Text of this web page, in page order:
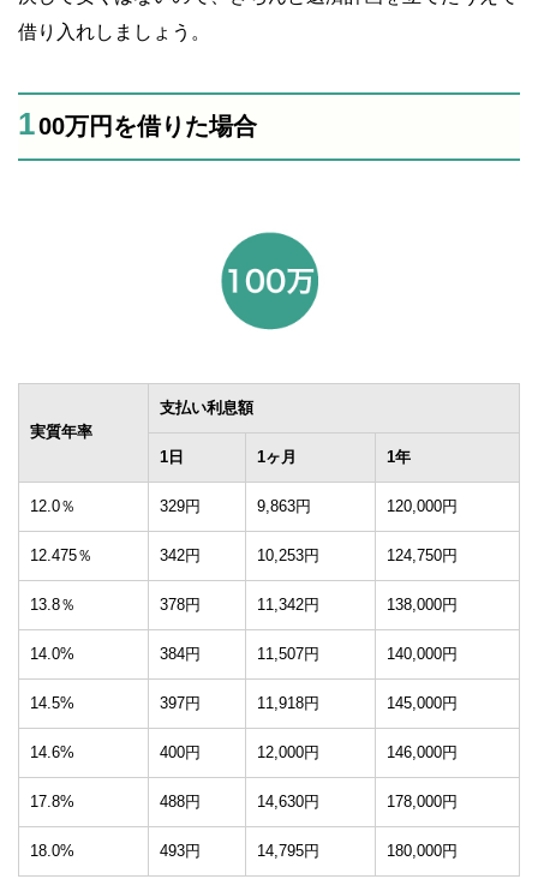
借り入れしましょう。
100万円を借りた場合
実質年率
支払い利息額
1日 1ヶ月 1年
12.0％ 329円 9,863円 120,000円
12.475％ 342円 10,253円 124,750円
13.8％ 378円 11,342円 138,000円
14.0% 384円 11,507円 140,000円
14.5% 397円 11,918円 145,000円
14.6% 400円 12,000円 146,000円
17.8% 488円 14,630円 178,000円
18.0% 493円 14,795円 180,000円